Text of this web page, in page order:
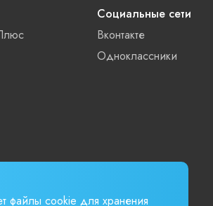
Социальные сети
Вконтакте
Одноклассники
файлы cookie для хранения